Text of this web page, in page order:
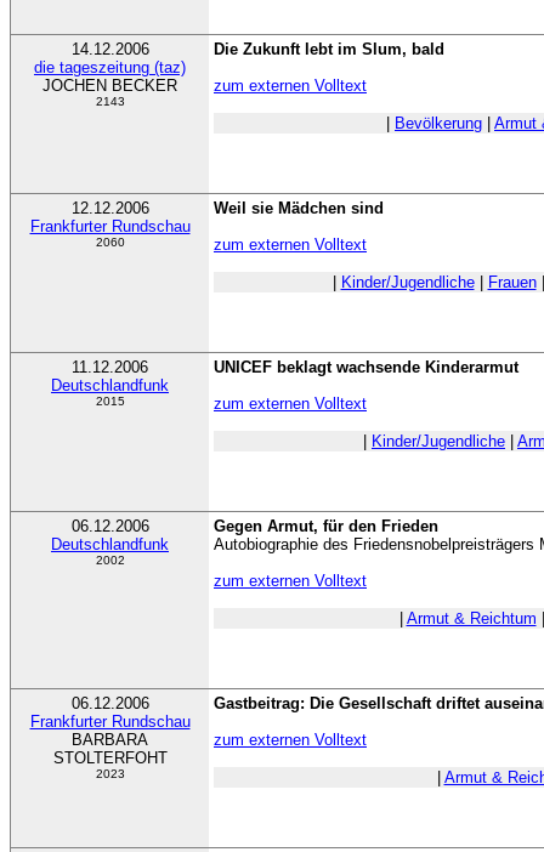
14.12.2006
die tageszeitung (taz)
JOCHEN BECKER
2143
Die Zukunft lebt im Slum, bald
zum externen Volltext
Bevölkerung Armut
12.12.2006
Frankfurter Rundschau
2060
Weil sie Mädchen sind
zum externen Volltext
Kinder/Jugendliche| Frauen|
11.12.2006
Deutschlandfunk
2015
UNICEF beklagt wachsende Kinderarmut
zum externen Volltext
Kinder/Jugendliche
06.12.2006
Deutschlandfunk
2002
Gegen Armut, für den Frieden
Autobiographie des Friedensnobelpreisträgers
zum externen Volltext
Armut & Reichtum
06.12.2006
Frankfurter Rundschau
BARBARA
STOLTERFOHT
2023
Gastbeitrag: Die Gesellschaft driftet
zum externen Volltext
Armut &